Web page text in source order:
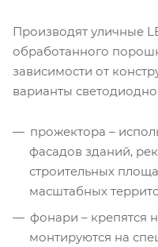
Производят уличные
обработанного
зависимости от
варианты
прожектора –
фасадов зданий,
строительных
масштабных
фонари – крепятся
монтируются на